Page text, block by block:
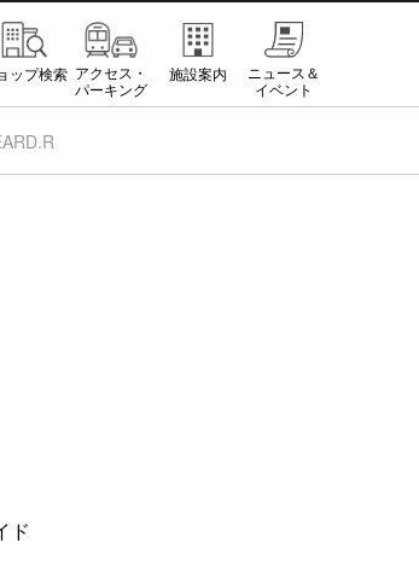
ップ検索 アクセス・
パーキング
施設案内
ニュース＆
イベント
ド